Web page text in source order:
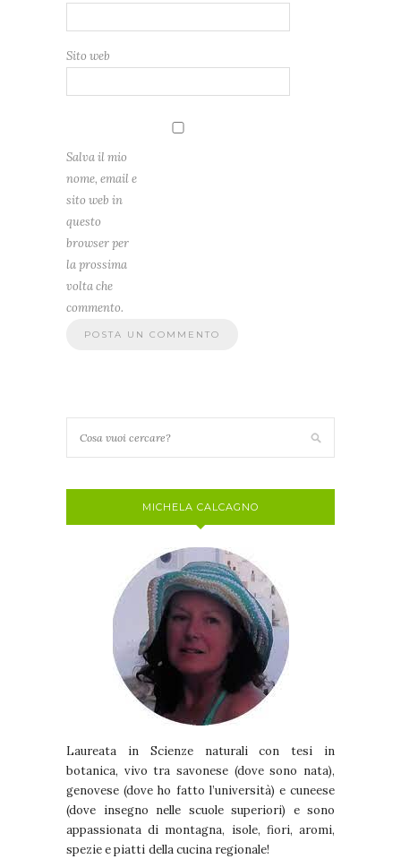
Sito web
Salva il mio
nome, email e
sito web in
questo
browser per
la prossima
volta che
commento.
MICHELA CALCAGNO
Laureata in Scienze naturali con tesi in
botanica, vivo tra savonese (dove sono nata),
genovese (dove ho fatto l’università) e cuneese
(dove insegno nelle scuole superiori) e sono
appassionata di montagna, isole, fiori, aromi,
spezie e piatti della cucina regionale!